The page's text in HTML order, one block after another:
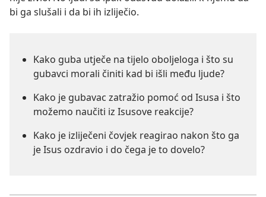
bi ga slušali i da bi ih izliječio.
Kako guba utječe na tijelo oboljeloga i što su
gubavci morali činiti kad bi išli među ljude?
Kako je gubavac zatražio pomoć od Isusa i što
možemo naučiti iz Isusove reakcije?
Kako je izliječeni čovjek reagirao nakon što ga
je Isus ozdravio i do čega je to dovelo?